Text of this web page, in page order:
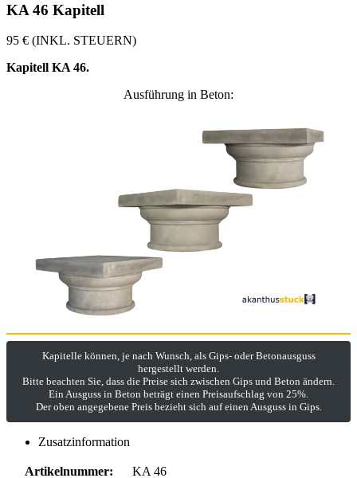
KA 46 Kapitell
95 € (INKL. STEUERN)
Kapitell KA 46.
Ausführung in Beton:
Kapitelle können, je nach Wunsch, als Gips- oder Betonausguss
hergestellt werden.
Bitte beachten Sie, dass die Preise sich zwischen Gips und Beton ändern.
Ein Ausguss in Beton beträgt einen Preisaufschlag von 25%.
Der oben angegebene Preis bezieht sich auf einen Ausguss in Gips.
Zusatzinformation
Artikelnummer: KA 46